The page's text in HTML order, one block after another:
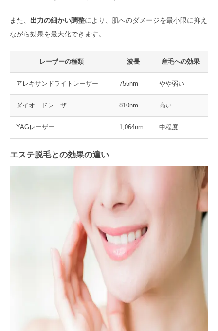
また、 出力の細かい調整により、肌へのダメージを最小限に抑え
ながら効果を最大化できます。
レーザーの種類 波長 産毛への効果
アレキサンドライトレーザー 755nm やや弱い
ダイオードレーザー 810nm 高い
YAGレーザー 1,064nm 中程度
エステ脱毛との効果の違い